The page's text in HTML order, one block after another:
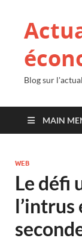
Blog sur
MAIN
WEB
Le défi
l’intrus